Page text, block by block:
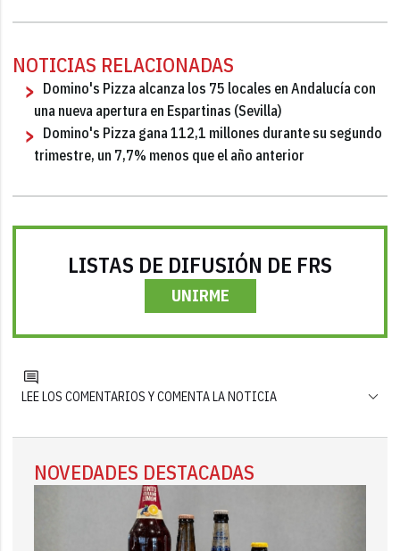
NOTICIAS RELACIONADAS
Domino's Pizza alcanza los 75 locales en Andalucía con
una nueva apertura en Espartinas (Sevilla)
Domino's Pizza gana 112,1 millones durante su segundo
trimestre, un 7,7% menos que el año anterior
LISTAS DE DIFUSIÓN DE FRS
UNIRME
LEE LOS COMENTARIOS Y COMENTA LA NOTICIA
NOVEDADES DESTACADAS